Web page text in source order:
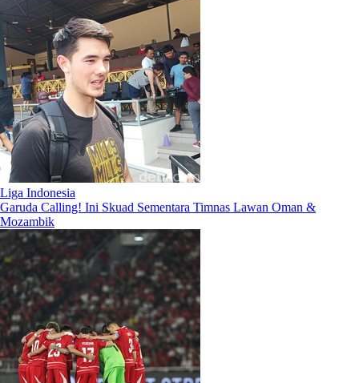
Liga Indonesia
Garuda Calling! Ini Skuad Sementara Timnas Lawan Oman &
Mozambik